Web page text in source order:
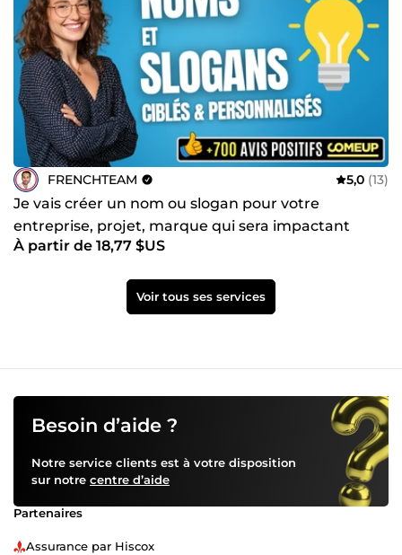
FRENCHTEAM 5,0 (13)
Je vais créer un nom ou slogan pour votre
entreprise, projet, marque qui sera impactant
À partir de 18,77 $US
Voir tous ses services
Besoin d’aide ?
Notre service clients est à votre disposition
sur notre centre d’aide
Partenaires
Assurance par Hiscox